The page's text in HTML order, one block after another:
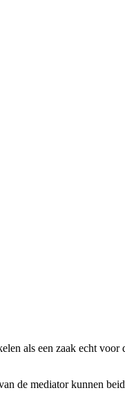
als een zaak echt
de mediator kunnen